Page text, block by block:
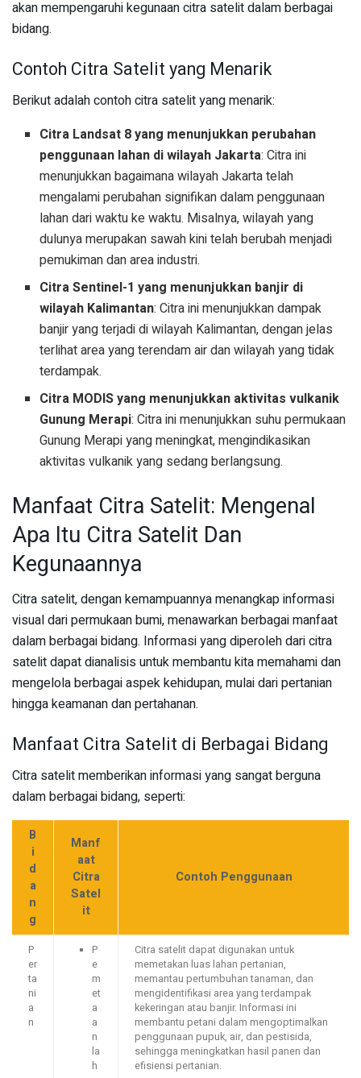
akan mempengaruhi kegunaan citra satelit dalam berbagai
bidang.
Contoh Citra Satelit yang Menarik
Berikut adalah contoh citra satelit yang menarik:
Citra Landsat 8 yang menunjukkan perubahan
penggunaan lahan di wilayah Jakarta: Citra ini
menunjukkan bagaimana wilayah Jakarta telah
mengalami perubahan signifikan dalam penggunaan
lahan dari waktu ke waktu. Misalnya, wilayah yang
dulunya merupakan sawah kini telah berubah menjadi
pemukiman dan area industri.
Citra Sentinel-1 yang menunjukkan banjir di
wilayah Kalimantan: Citra ini menunjukkan dampak
banjir yang terjadi di wilayah Kalimantan, dengan jelas
terlihat area yang terendam air dan wilayah yang tidak
terdampak.
Citra MODIS yang menunjukkan aktivitas vulkanik
Gunung Merapi: Citra ini menunjukkan suhu permukaan
Gunung Merapi yang meningkat, mengindikasikan
aktivitas vulkanik yang sedang berlangsung.
Manfaat Citra Satelit: Mengenal
Apa Itu Citra Satelit Dan
Kegunaannya
Citra satelit, dengan kemampuannya menangkap informasi
visual dari permukaan bumi, menawarkan berbagai manfaat
dalam berbagai bidang. Informasi yang diperoleh dari citra
satelit dapat dianalisis untuk membantu kita memahami dan
mengelola berbagai aspek kehidupan, mulai dari pertanian
hingga keamanan dan pertahanan.
Manfaat Citra Satelit di Berbagai Bidang
Citra satelit memberikan informasi yang sangat berguna
dalam berbagai bidang, seperti:
B
i
d
a
n
g
Manf
aat
Citra
Satel
it
Contoh Penggunaan
P
er
ta
ni
a
n
P
e
m
et
a
a
n
la
h
Citra satelit dapat digunakan untuk
memetakan luas lahan pertanian,
memantau pertumbuhan tanaman, dan
mengidentifikasi area yang terdampak
kekeringan atau banjir. Informasi ini
membantu petani dalam mengoptimalkan
penggunaan pupuk, air, dan pestisida,
sehingga meningkatkan hasil panen dan
efisiensi pertanian.